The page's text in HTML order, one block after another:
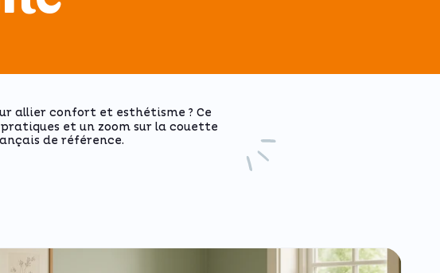
allier confort et esthétisme ? Ce
et un zoom sur la couette
de référence.